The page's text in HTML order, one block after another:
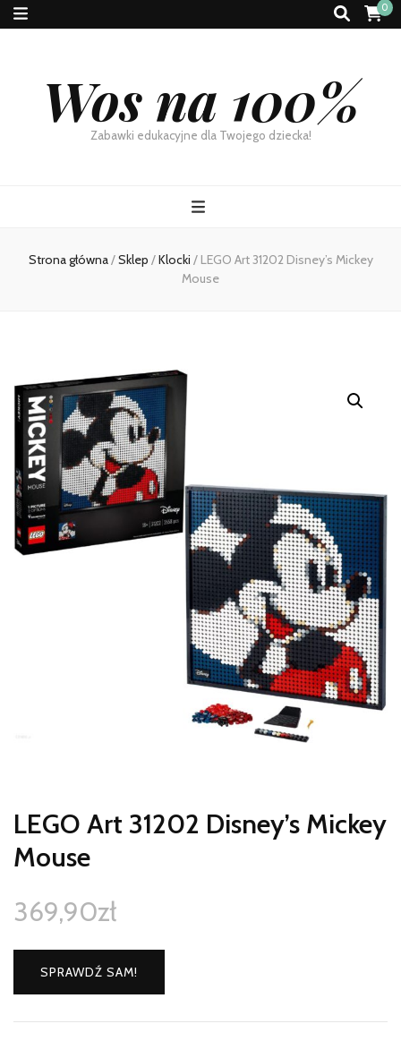
0
Wos na 100%
Zabawki edukacyjne dla Twojego dziecka!
Strona główna/Sklep /Klocki / LEGO Art 31202 Disney’s Mickey
Mouse
LEGO Art 31202 Disney’s Mickey
Mouse
369,90zł
SPRAWDŹ SAM!